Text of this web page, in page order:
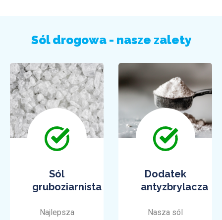
Sól drogowa - nasze zalety
Sól
gruboziarnista
Najlepsza
Dodatek
antyzbrylacza
Nasza sól